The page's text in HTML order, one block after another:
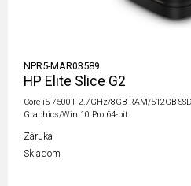
NPR5-MAR03589
HP Elite Slice G2
Core i5 7500T 2.7GHz/8GB RAM/512GB
Graphics/Win 10 Pro 64-bit
Záruka
Skladom